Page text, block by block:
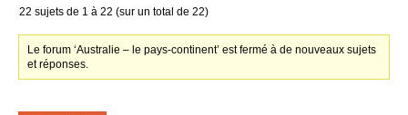
22 sujets de 1 à 22 (sur un total de 22)
Le forum ‘Australie – le pays-continent’ est fermé à de nouveaux sujets
et réponses.